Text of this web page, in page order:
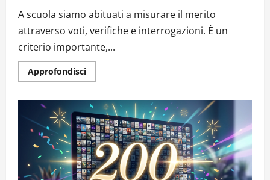
A scuola siamo abituati a misurare il merito
attraverso voti, verifiche e interrogazioni. È un
criterio importante,...
Approfondisci